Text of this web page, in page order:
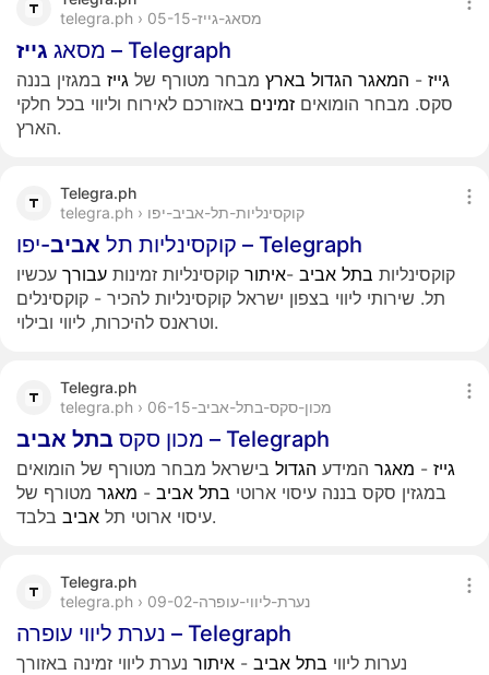
telegra.ph › מסאג-גייז-05-15
מסאג גייז – Telegraph
גייז - המאגר הגדול בארץ מבחר מטורף של גייז במגזין בננה
סקס. מבחר הומואים זמינים באזורכם לאירוח וליווי בכל חלקי
הארץ.
Telegra.ph
telegra.ph › קוקסינליות-תל-אביב-יפו
קוקסינליות תל אביב -יפו – Telegraph
קוקסינליות בתל אביב -איתור קוקסינליות זמינות עבורך עכשיו
תל. שירותי ליווי בצפון ישראל קוקסינליות להכיר - קוקסינלים
וטראנס להיכרות, ליווי ובילוי.
Telegra.ph
telegra.ph › מכון-סקס-בתל-אביב-06-15
מכון סקס בתל אביב – Telegraph
גייז - מאגר המידע הגדול בישראל מבחר מטורף של הומואים
במגזין סקס בננה עיסוי ארוטי בתל אביב - מאגר מטורף של
עיסוי ארוטי תל אביב בלבד.
Telegra.ph
telegra.ph › נערת-ליווי-עופרה-09-02
נערת ליווי עופרה – Telegraph
נערות ליווי בתל אביב - איתור נערת ליווי זמינה באזורך